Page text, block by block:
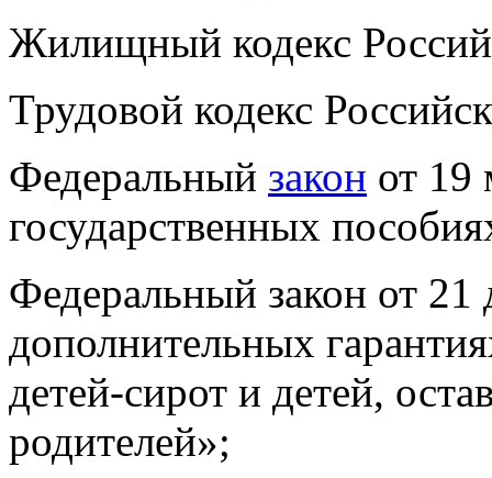
Жилищный кодекс
Трудовой кодекс
Федеральный закон от 19
государственных
Федеральный закон от
дополнительных
детей-сирот и детей,
родителей»;